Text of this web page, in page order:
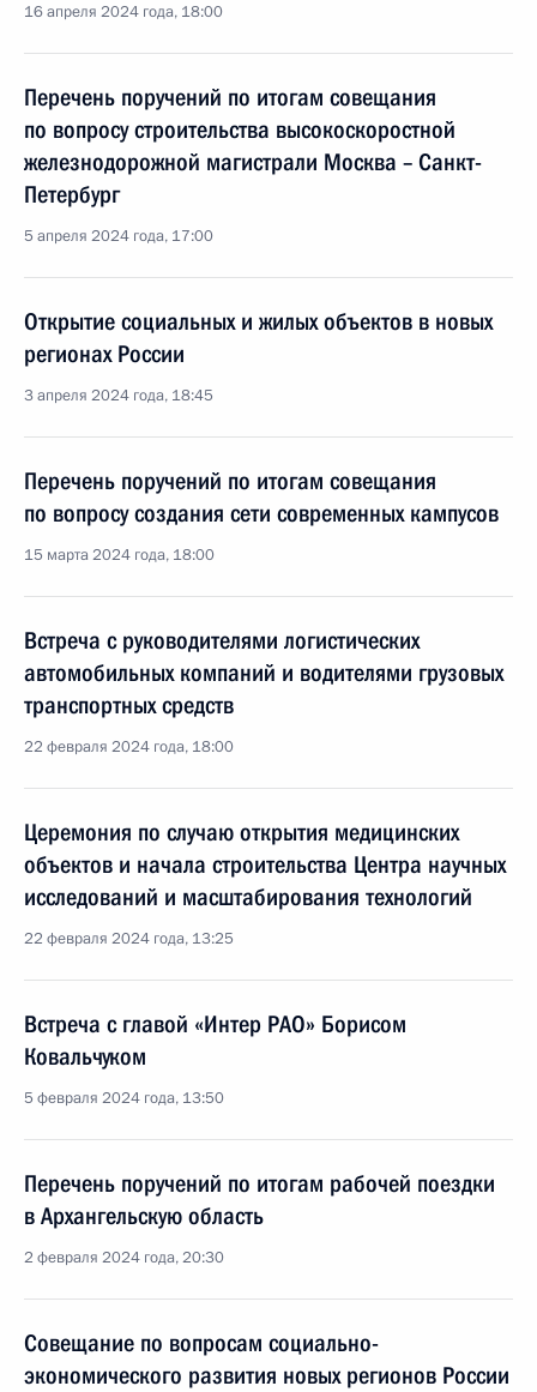
16 апреля 2024 года, 18:00
Перечень поручений по итогам совещания
по вопросу строительства высокоскоростной
железнодорожной магистрали Москва – Санкт-
Петербург
5 апреля 2024 года, 17:00
Открытие социальных и жилых объектов в новых
регионах России
3 апреля 2024 года, 18:45
Перечень поручений по итогам совещания
по вопросу создания сети современных кампусов
15 марта 2024 года, 18:00
Встреча с руководителями логистических
автомобильных компаний и водителями грузовых
транспортных средств
22 февраля 2024 года, 18:00
Церемония по случаю открытия медицинских
объектов и начала строительства Центра научных
исследований и масштабирования технологий
22 февраля 2024 года, 13:25
Встреча с главой «Интер РАО» Борисом
Ковальчуком
5 февраля 2024 года, 13:50
Перечень поручений по итогам рабочей поездки
в Архангельскую область
2 февраля 2024 года, 20:30
Совещание по вопросам социально-
экономического развития новых регионов России